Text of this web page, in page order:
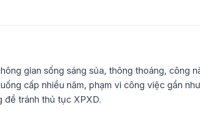
gian sống sáng sủa, thông thoáng, công
cấp nhiều năm, phạm vi công việc gần
để tránh thủ tục XPXD.